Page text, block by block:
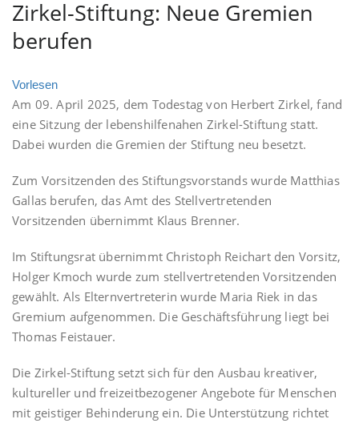
Zirkel-Stiftung: Neue Gremien
berufen
Vorlesen
Am 09. April 2025, dem Todestag von Herbert Zirkel, fand
eine Sitzung der lebenshilfenahen Zirkel-Stiftung statt.
Dabei wurden die Gremien der Stiftung neu besetzt.
Zum Vorsitzenden des Stiftungsvorstands wurde Matthias
Gallas berufen, das Amt des Stellvertretenden
Vorsitzenden übernimmt Klaus Brenner.
Im Stiftungsrat übernimmt Christoph Reichart den Vorsitz,
Holger Kmoch wurde zum stellvertretenden Vorsitzenden
gewählt. Als Elternvertreterin wurde Maria Riek in das
Gremium aufgenommen. Die Geschäftsführung liegt bei
Thomas Feistauer.
Die Zirkel-Stiftung setzt sich für den Ausbau kreativer,
kultureller und freizeitbezogener Angebote für Menschen
mit geistiger Behinderung ein. Die Unterstützung richtet